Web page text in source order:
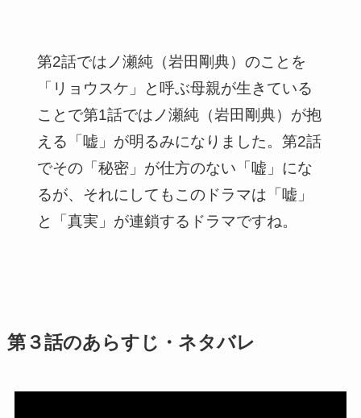
第2話ではノ瀬純（岩田剛典）のことを
「リョウスケ」と呼ぶ母親が生きている
ことで第1話ではノ瀬純（岩田剛典）が抱
える「嘘」が明るみになりました。第2話
でその「秘密」が仕方のない「嘘」にな
るが、それにしてもこのドラマは「嘘」
と「真実」が連鎖するドラマですね。
第３話のあらすじ・ネタバレ